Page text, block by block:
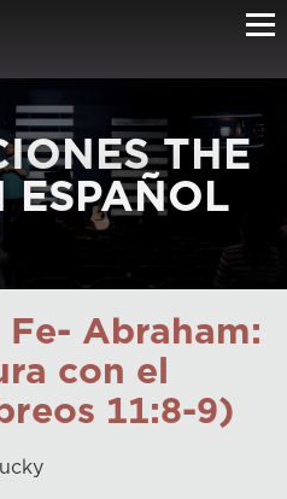
THE
Abraham:
con el
11:8-9)